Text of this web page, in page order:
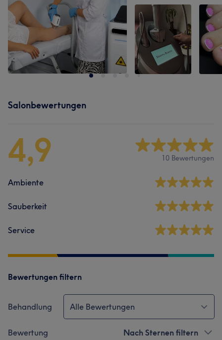
Salonbewertungen
4,9 10 Bewertungen
Ambiente
Sauberkeit
Service
Bewertungen filtern
Behandlung Alle Bewertungen
Bewertung Nach Sternen filtern